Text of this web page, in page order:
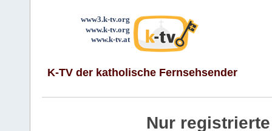
www3.k-tv.org
www.k-tv.org
www.k-tv.at
K-TV der katholische Fernsehsender
Nur